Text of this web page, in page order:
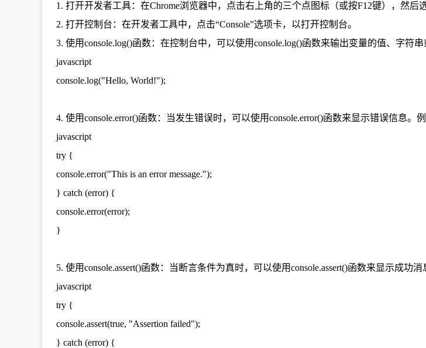
1. 打开开发者工具：在Chrome浏览器中，点击右上角的三个点图标（或按F12键），然后
2. 打开控制台：在开发者工具中，点击“Console”选项卡，以打开控制台。
3. 使用console.log()函数：在控制台中，可以使用console.log()函数来输出变量的值、字符串
javascript
console.log("Hello, World!");
4. 使用console.error()函数：当发生错误时，可以使用console.error()函数来显示错误信息。例
javascript
try {
console.error("This is an error message.");
} catch (error) {
console.error(error);
}
5. 使用console.assert()函数：当断言条件为真时，可以使用console.assert()函数来显示成功消
javascript
try {
console.assert(true, "Assertion failed");
} catch (error) {